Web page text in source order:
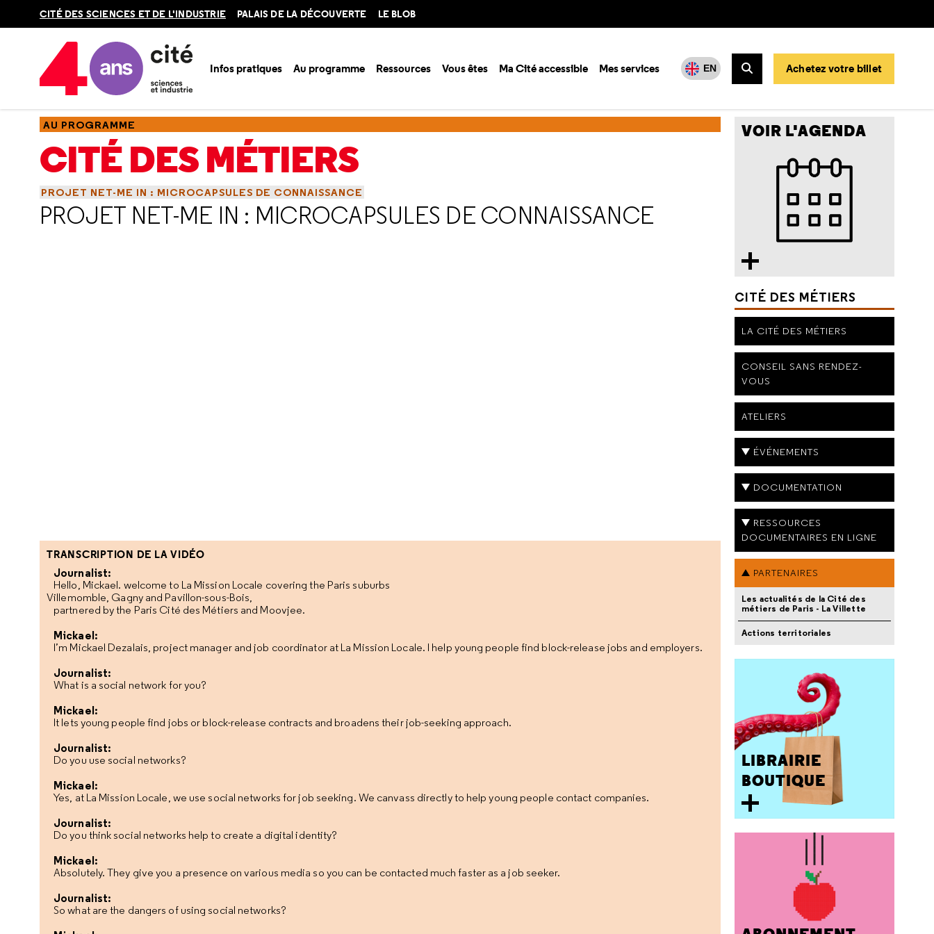
CITÉ DES SCIENCES ET DE L'INDUSTRIE PALAIS DE LA DÉCOUVERTE LE BLOB
Infos pratiques Au programme Ressources Vous êtes Ma Cité accessible Mes services EN
Rechercher
Achetez votre billet
Accueil Au programme
AU PROGRAMME
CITÉ DES MÉTIERS
PROJET NET-ME IN : MICROCAPSULES DE CONNAISSANCE
PROJET NET-ME IN : MICROCAPSULES DE CONNAISSANCE
TRANSCRIPTION DE LA VIDÉO
Journalist:
Hello, Mickael. welcome to La Mission Locale covering the Paris suburbs
Villemomble, Gagny and Pavillon-sous-Bois,
partnered by the Paris Cité des Métiers and Moovjee.
Mickael:
I’m Mickael Dezalais, project manager and job coordinator at La Mission Locale. I help young people find block-release jobs and employers.
Journalist:
What is a social network for you?
Mickael:
It lets young people find jobs or block-release contracts and broadens their job-seeking approach.
Journalist:
Do you use social networks?
Mickael:
Yes, at La Mission Locale, we use social networks for job seeking. We canvass directly to help young people contact companies.
Journalist:
Do you think social networks help to create a digital identity?
Mickael:
Absolutely. They give you a presence on various media so you can be contacted much faster as a job seeker.
Journalist:
So what are the dangers of using social networks?
VOIR L'AGENDA
CITÉ DES MÉTIERS
LA CITÉ DES MÉTIERS
CONSEIL SANS RENDEZ-
VOUS
ATELIERS
ÉVÉNEMENTS
DOCUMENTATION
RESSOURCES
DOCUMENTAIRES EN LIGNE
PARTENAIRES
Les actualités de la Cité des
métiers de Paris - La Villette
Actions territoriales
LIBRAIRIE
BOUTIQUE